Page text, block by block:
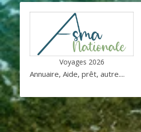
Voyages 2026
Annuaire, Aide, prêt, autre....